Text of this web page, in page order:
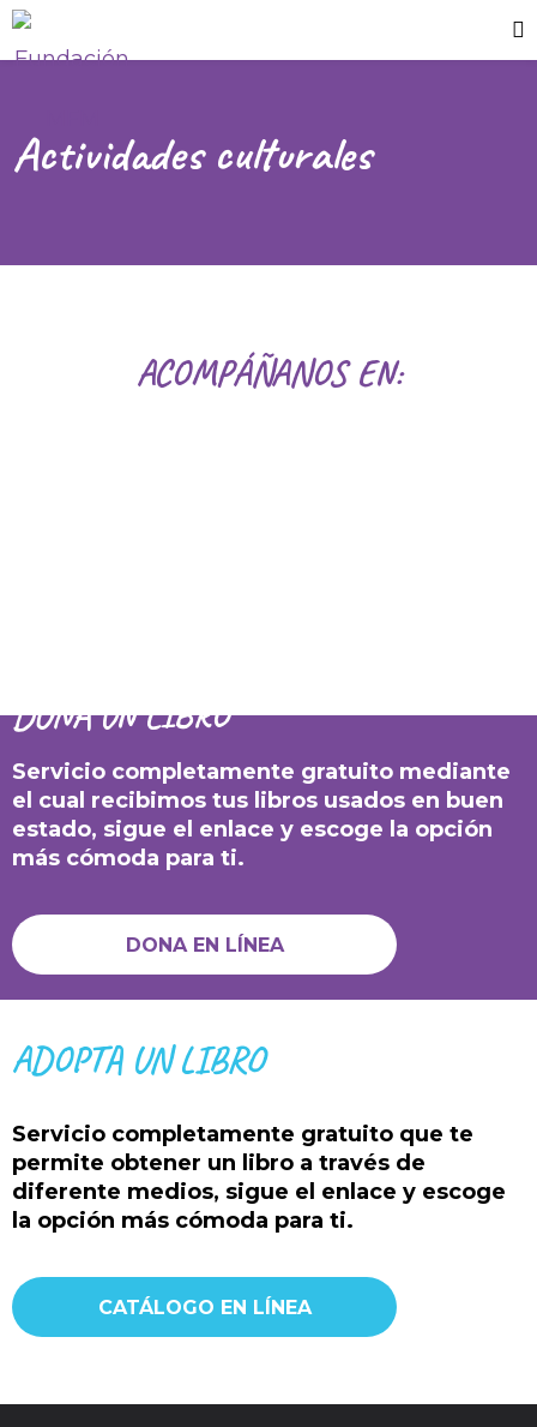
Actividades culturales
ACOMPÁÑANOS EN:
DONA UN LIBRO
Servicio completamente gratuito mediante
el cual recibimos tus libros usados en buen
estado, sigue el enlace y escoge la opción
más cómoda para ti.
DONA EN LÍNEA
ADOPTA UN LIBRO
Servicio completamente gratuito que te
permite obtener un libro a través de
diferente medios, sigue el enlace y escoge
la opción más cómoda para ti.
CATÁLOGO EN LÍNEA